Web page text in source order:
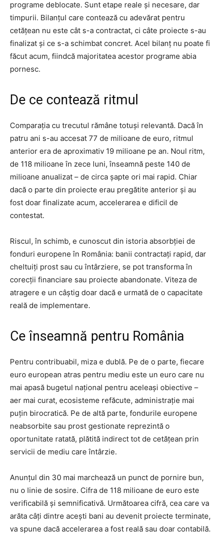
programe deblocate. Sunt etape reale și necesare, dar
timpurii. Bilanțul care contează cu adevărat pentru
cetățean nu este cât s-a contractat, ci câte proiecte s-au
finalizat și ce s-a schimbat concret. Acel bilanț nu poate fi
făcut acum, fiindcă majoritatea acestor programe abia
pornesc.
De ce contează ritmul
Comparația cu trecutul rămâne totuși relevantă. Dacă în
patru ani s-au accesat 77 de milioane de euro, ritmul
anterior era de aproximativ 19 milioane pe an. Noul ritm,
de 118 milioane în zece luni, înseamnă peste 140 de
milioane anualizat – de circa șapte ori mai rapid. Chiar
dacă o parte din proiecte erau pregătite anterior și au
fost doar finalizate acum, accelerarea e dificil de
contestat.
Riscul, în schimb, e cunoscut din istoria absorbției de
fonduri europene în România: banii contractați rapid, dar
cheltuiți prost sau cu întârziere, se pot transforma în
corecții financiare sau proiecte abandonate. Viteza de
atragere e un câștig doar dacă e urmată de o capacitate
reală de implementare.
Ce înseamnă pentru România
Pentru contribuabil, miza e dublă. Pe de o parte, fiecare
euro european atras pentru mediu este un euro care nu
mai apasă bugetul național pentru aceleași obiective –
aer mai curat, ecosisteme refăcute, administrație mai
puțin birocratică. Pe de altă parte, fondurile europene
neabsorbite sau prost gestionate reprezintă o
oportunitate ratată, plătită indirect tot de cetățean prin
servicii de mediu care întârzie.
Anunțul din 30 mai marchează un punct de pornire bun,
nu o linie de sosire. Cifra de 118 milioane de euro este
verificabilă și semnificativă. Următoarea cifră, cea care va
arăta câți dintre acești bani au devenit proiecte terminate,
va spune dacă accelerarea a fost reală sau doar contabilă.